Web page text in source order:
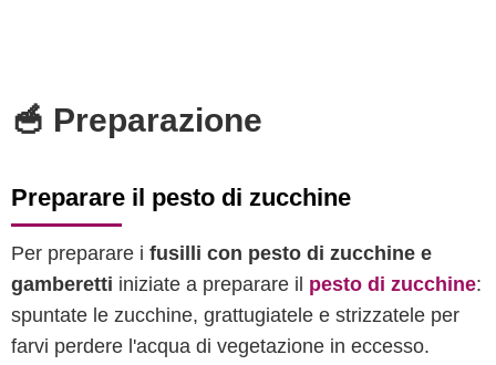
🥣 Preparazione
Preparare il pesto di zucchine
Per preparare i fusilli con pesto di zucchine e
gamberetti iniziate a preparare il pesto di zucchine:
spuntate le zucchine, grattugiatele e strizzatele per
farvi perdere l'acqua di vegetazione in eccesso.